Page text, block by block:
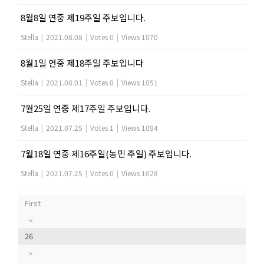
8월8일 연중 제19주일 주보입니다.
Stella | 2021.08.08 | Votes 0 | Views 1070
8월1일 연중 제18주일 주보입니다
Stella | 2021.08.01 | Votes 0 | Views 1051
7월25일 연중 제17주일 주보입니다.
Stella | 2021.07.25 | Votes 1 | Views 1094
7월18일 연중 제16주일(농민 주일) 주보입니다.
Stella | 2021.07.25 | Votes 0 | Views 1028
First
«
26
»